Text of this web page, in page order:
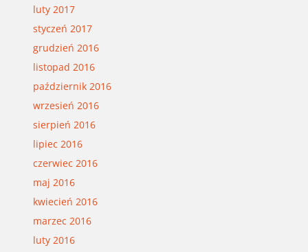
luty 2017
styczeń 2017
grudzień 2016
listopad 2016
październik 2016
wrzesień 2016
sierpień 2016
lipiec 2016
czerwiec 2016
maj 2016
kwiecień 2016
marzec 2016
luty 2016